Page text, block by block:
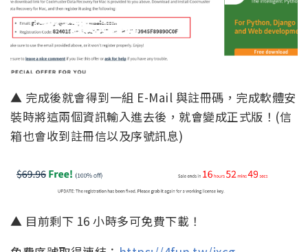
▲ 完成後就會得到一組 E-Mail 與註冊碼，完成軟體安
裝時將這兩個資訊輸入進去後，就會變成正式版！(信
箱也會收到註冊信以及序號訊息)
▲ 目前剩下 16 小時多可免費下載！